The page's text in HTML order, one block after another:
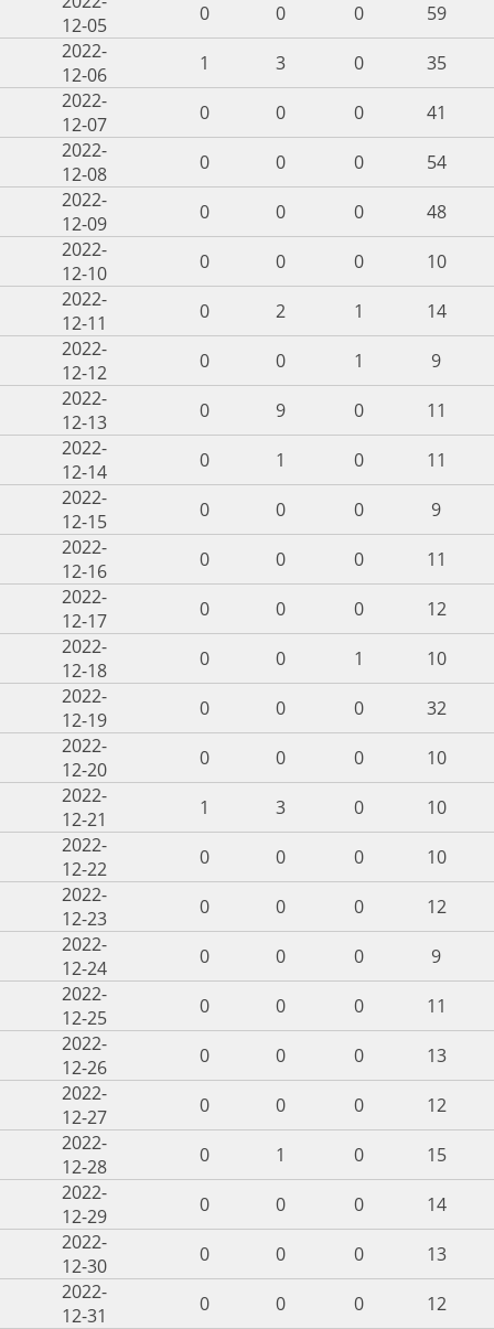
12-05
0 0 0
59
2022-
12-06
1 3 0
35
2022-
12-07
0 0 0
41
2022-
12-08
0 0 0
54
2022-
12-09
0 0 0
48
2022-
12-10
0 0 0
10
2022-
12-11
0 2 1
14
2022-
12-12
0 0 1
9
2022-
12-13
0 9 0
11
2022-
12-14
0 1 0
11
2022-
12-15
0 0 0
9
2022-
12-16
0 0 0
11
2022-
12-17
0 0 0
12
2022-
12-18
0 0 1
10
2022-
12-19
0 0 0
32
2022-
12-20
0 0 0
10
2022-
12-21
1 3 0
10
2022-
12-22
0 0 0
10
2022-
12-23
0 0 0
12
2022-
12-24
0 0 0
9
2022-
12-25
0 0 0
11
2022-
12-26
0 0 0
13
2022-
12-27
0 0 0
12
2022-
12-28
0 1 0
15
2022-
12-29
0 0 0
14
2022-
12-30
0 0 0
13
2022-
12-31
0 0 0 12